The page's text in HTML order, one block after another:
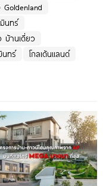
Goldenland
นทร์
บ้านเดี่ยว
นทร์ โกลเด้นแลนด์